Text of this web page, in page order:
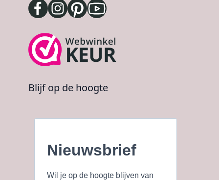
Blijf op de hoogte
Nieuwsbrief
Wil je op de hoogte blijven van